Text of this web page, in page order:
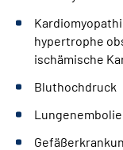
hypertrophe
ischämische
Bluthochdruck